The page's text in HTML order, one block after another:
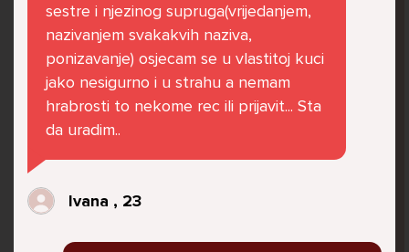
Već 6 godina u školi nekoliko cura iz mog
razreda me izbacuju iz zajedničkih aktivnosti
te me iskorištavaju. Dečki iz mojeg razreda mi
govore da sam glupača te me preko discorda
vrijeđaju jer sam niska te mi govore da se
parka iz čistog mira dok sam prolazila sa
svojim susjedama i malim psom. Stalno u
krevet idem plačući. Nesvjesno te zbog
ljutnje sam se počela tući po nogama no
sestre i njezinog supruga(vrijedanjem,
nazivanjem svakakvih naziva,
ponizavanje) osjecam se u vlastitoj kuci
jako nesigurno i u strahu a nemam
hrabrosti to nekome rec ili prijavit... Sta
da uradim..
Ivana , 23